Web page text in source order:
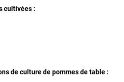
cultivées :
de culture de pommes de table :